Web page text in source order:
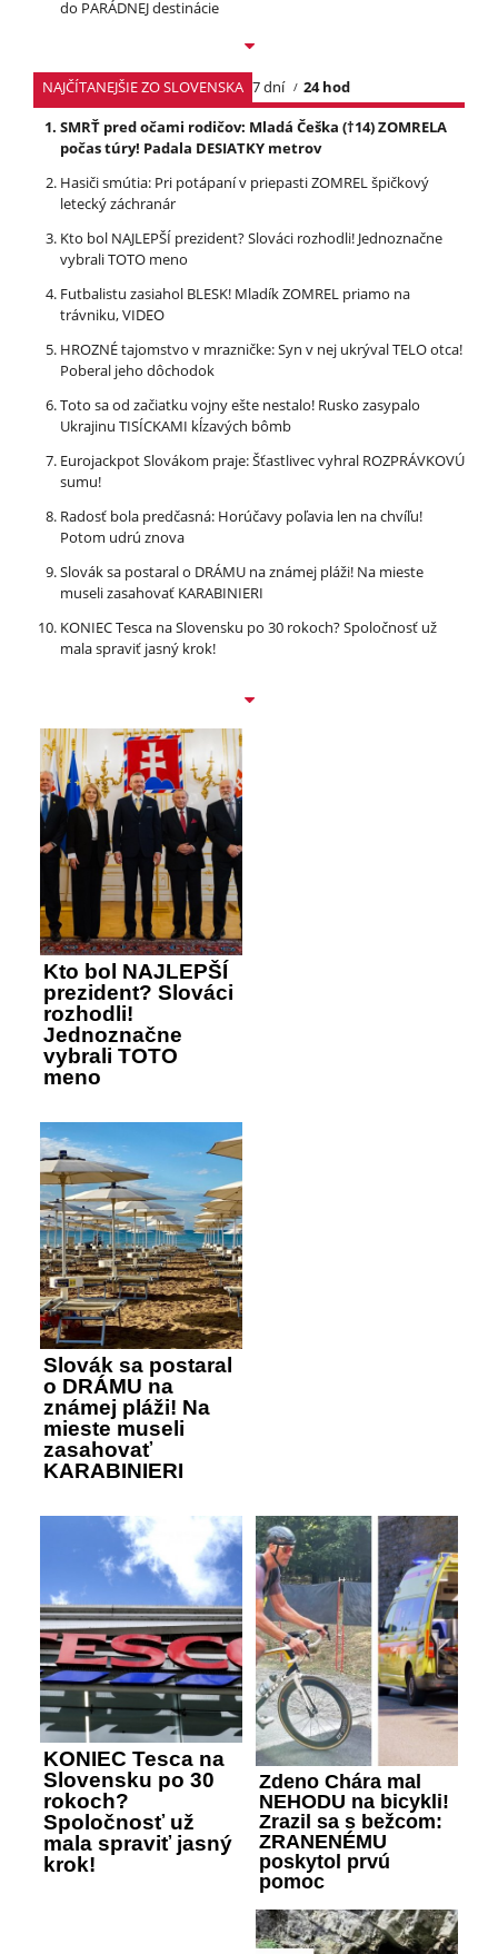
do PARÁDNEJ destinácie
NAJČÍTANEJŠIE ZO SLOVENSKA 7 dní
24 hod
SMRŤ pred očami rodičov: Mladá Češka (†14) ZOMRELA
počas túry! Padala DESIATKY metrov
Hasiči smútia: Pri potápaní v priepasti ZOMREL špičkový
letecký záchranár
Kto bol NAJLEPŠÍ prezident? Slováci rozhodli! Jednoznačne
vybrali TOTO meno
Futbalistu zasiahol BLESK! Mladík ZOMREL priamo na
trávniku, VIDEO
HROZNÉ tajomstvo v mrazničke: Syn v nej ukrýval TELO otca!
Poberal jeho dôchodok
Toto sa od začiatku vojny ešte nestalo! Rusko zasypalo
Ukrajinu TISÍCKAMI kĺzavých bômb
Eurojackpot Slovákom praje: Šťastlivec vyhral ROZPRÁVKOVÚ
sumu!
Radosť bola predčasná: Horúčavy poľavia len na chvíľu!
Potom udrú znova
Slovák sa postaral o DRÁMU na známej pláži! Na mieste
museli zasahovať KARABINIERI
KONIEC Tesca na Slovensku po 30 rokoch? Spoločnosť už
mala spraviť jasný krok!
Kto bol NAJLEPŠÍ
prezident? Slováci
rozhodli!
Jednoznačne
vybrali TOTO
meno
Slovák sa postaral
o DRÁMU na
známej pláži! Na
mieste museli
zasahovať
KARABINIERI
KONIEC Tesca na
Slovensku po 30
rokoch?
Spoločnosť už
mala spraviť jasný
krok!
Zdeno Chára mal
NEHODU na bicykli!
Zrazil sa s bežcom:
ZRANENÉMU
poskytol prvú
pomoc